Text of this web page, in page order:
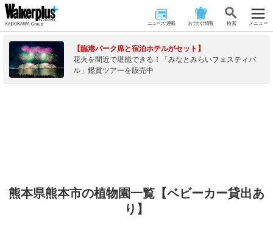
ニュース･連載 おでかけ情報 検 索 メニュー
【臨港パーク席と宿泊ホテルがセット】
花火を間近で堪能できる！「みなとみらいフェスティバ
ル」鑑賞ツアーを販売中
熊本県熊本市の植物園一覧【ベビーカー貸出あ
り】